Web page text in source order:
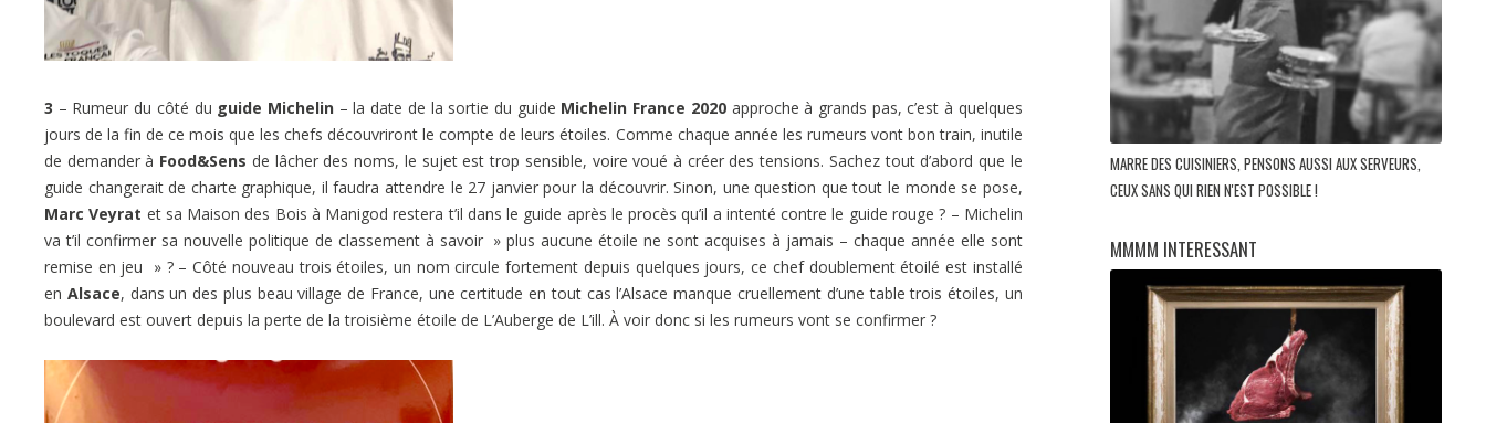
3 – Rumeur du côté du guide Michelin – la date de la sortie du guide Michelin France 2020approche à grands pas, c’est à quelques
jours de la fin de ce mois que les chefs découvriront le compte de leurs étoiles. Comme chaque année les rumeurs vont bon train, inutile
de demander à Food&Sens de lâcher des noms, le sujet est trop sensible, voire voué à créer des tensions. Sachez tout d’abord que le
guide changerait de charte graphique, il faudra attendre le 27 janvier pour la découvrir. Sinon, une question que tout le monde se pose,
Marc Veyrat et sa Maison des Bois à Manigod restera t’il dans le guide après le procès qu’il a intenté contre le guide rouge ? – Michelin
va t’il confirmer sa nouvelle politique de classement à savoir » plus aucune étoile ne sont acquises à jamais – chaque année elle sont
remise en jeu » ? – Côté nouveau trois étoiles, un nom circule fortement depuis quelques jours, ce chef doublement étoilé est installé
en Alsace, dans un des plus beau village de France, une certitude en tout cas l’Alsace manque cruellement d’une table trois étoiles, un
boulevard est ouvert depuis la perte de la troisième étoile de L’Auberge de L’ill. À voir donc si les rumeurs vont se confirmer ?
MARRE DES CUISINIERS, PENSONS AUSSI AUX SERVEURS,
CEUX SANS QUI RIEN N'EST POSSIBLE !
MMMM INTERESSANT